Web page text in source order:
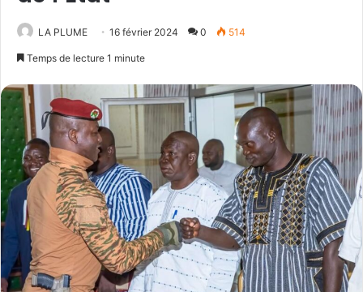
LA PLUME 16 février 2024 0 514
Temps de lecture 1 minute